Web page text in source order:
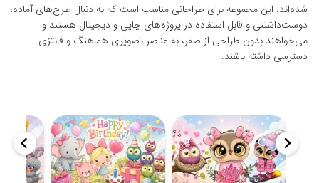
شده‌اند. این مجموعه برای طراحانی مناسب است که به دنبال طرح‌های آماده،
دوست‌داشتنی و قابل استفاده در پروژه‌های چاپی و دیجیتال هستند و
می‌خواهند بدون طراحی از صفر، به عناصر تصویری هماهنگ و فانتزی
دسترسی داشته باشند.
021 28428845
تماس با ما